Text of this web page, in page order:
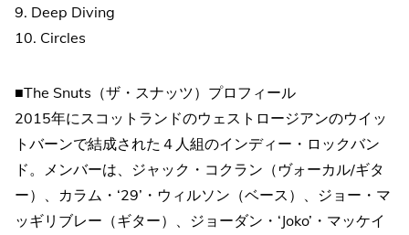
9. Deep Diving
10. Circles
■The Snuts（ザ・スナッツ）プロフィール
2015年にスコットランドのウェストロージアンのウイッ
トバーンで結成された４人組のインディー・ロックバン
ド。メンバーは、ジャック・コクラン（ヴォーカル/ギタ
ー）、カラム・‘29’・ウィルソン（ベース）、ジョー・マ
ッギリブレー（ギター）、ジョーダン・‘Joko’・マッケイ